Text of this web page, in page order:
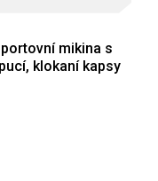
mikina s
klokaní kapsy